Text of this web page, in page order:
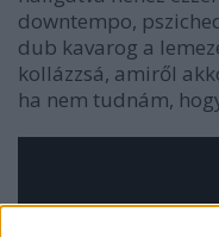
downtempo,
dub kavarog a
kollázzsá, amiről
ha nem tudnám,